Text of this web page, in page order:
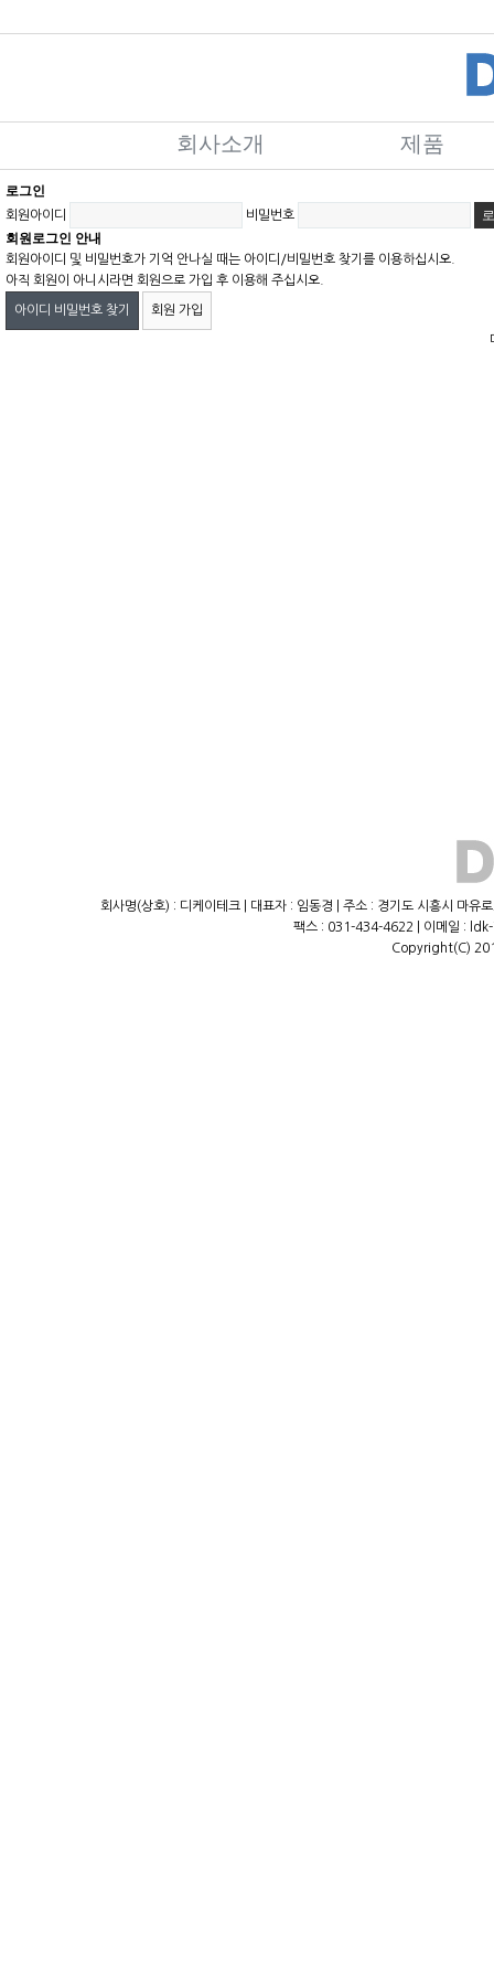
회사소개 제품
로그인
회원아이디 비밀번호
회원로그인 안내
회원아이디 및 비밀번호가 기억 안나실 때는 아이디/비밀번호 찾기를 이용하십시오.
아직 회원이 아니시라면 회원으로 가입 후 이용해 주십시오.
아이디 비밀번호 찾기 회원 가입
회사명(상호) : 디케이테크 | 대표자 : 임동경 | 주소 : 경기도 시흥시 마
팩스 : 031-434-4622 | 이메일 :
Copyright(C)